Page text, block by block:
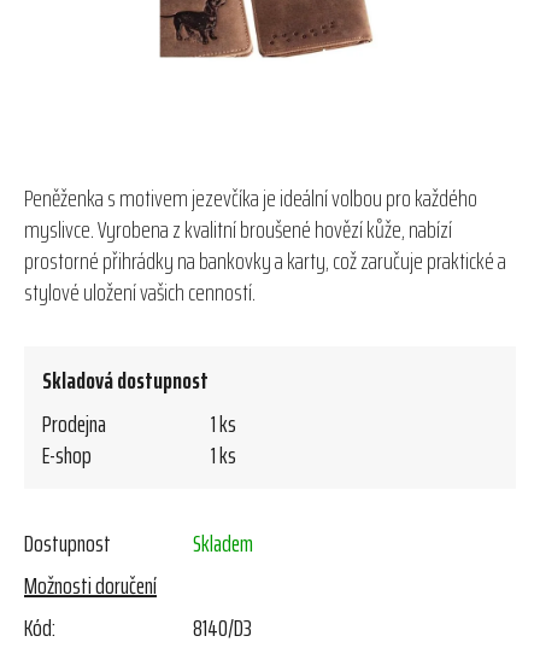
Peněženka s motivem jezevčíka je ideální volbou pro každého
myslivce. Vyrobena z kvalitní broušené hovězí kůže, nabízí
prostorné přihrádky na bankovky a karty, což zaručuje praktické a
stylové uložení vašich cenností.
Skladová dostupnost
Prodejna
1 ks
E-shop
1 ks
Dostupnost
Skladem
Možnosti doručení
Kód:
8140/D3